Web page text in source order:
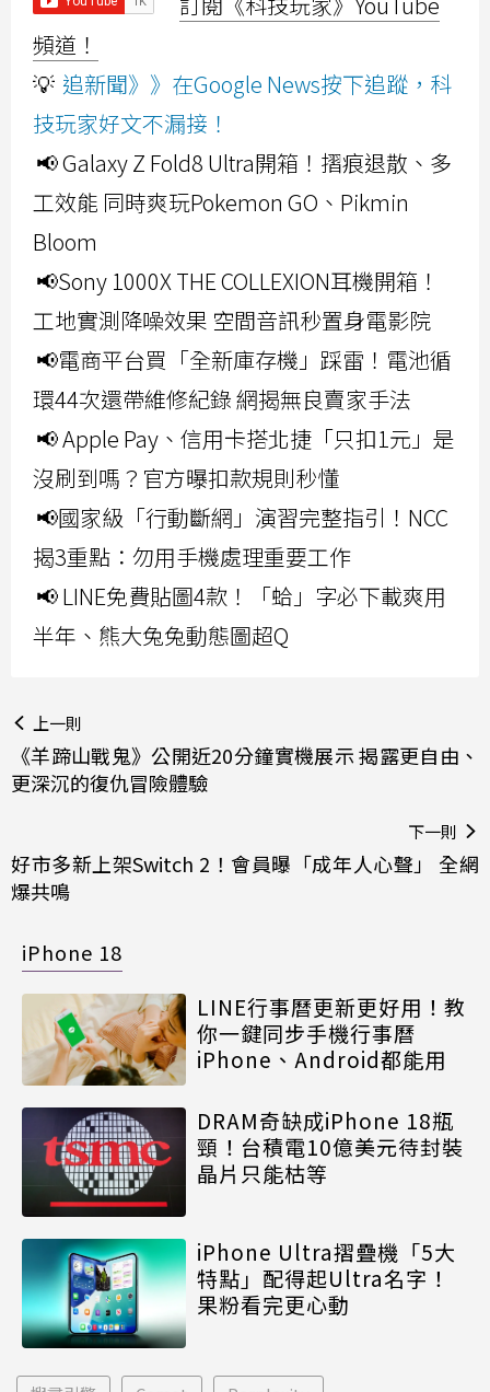
頻道！
💡 追新聞》》在Google News按下追蹤，科
技玩家好文不漏接！
📢 Galaxy Z Fold8 Ultra開箱！摺痕退散、多
工效能 同時爽玩Pokemon GO、Pikmin
Bloom
📢Sony 1000X THE COLLEXION耳機開箱！
工地實測降噪效果 空間音訊秒置身電影院
📢電商平台買「全新庫存機」踩雷！電池循
環44次還帶維修紀錄 網揭無良賣家手法
📢 Apple Pay、信用卡搭北捷「只扣1元」是
沒刷到嗎？官方曝扣款規則秒懂
📢國家級「行動斷網」演習完整指引！NCC
揭3重點：勿用手機處理重要工作
📢 LINE免費貼圖4款！「蛤」字必下載爽用
半年、熊大兔兔動態圖超Q
上一則
《羊蹄山戰鬼》公開近20分鐘實機展示 揭露更自由、
更深沉的復仇冒險體驗
下一則
好市多新上架Switch 2！會員曝「成年人心聲」 全網
爆共鳴
iPhone 18
LINE行事曆更新更好用！教
你一鍵同步手機行事曆
iPhone、Android都能用
DRAM奇缺成iPhone 18瓶
頸！台積電10億美元待封裝
晶片只能枯等
iPhone Ultra摺疊機「5大
特點」配得起Ultra名字！
果粉看完更心動